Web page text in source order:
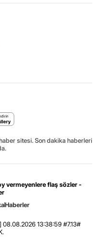
sitesi. Son dakika haberleri
vermeyenlere flaş sözler -
Haberler
08.08.2026 13:38:59 #7.13#